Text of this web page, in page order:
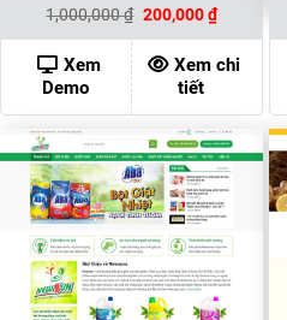
1,000,000₫ Giá
là:
1,000,000 ₫.
200,000₫Giá
hiện
tại
là:
200,000 ₫.
Xem
Demo
Xem chi
tiết